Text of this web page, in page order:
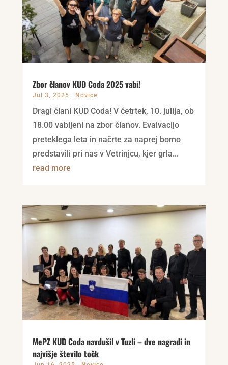
Zbor članov KUD Coda 2025 vabi!
Jul 3, 2025 | Novice
Dragi člani KUD Coda! V četrtek, 10. julija, ob
18.00 vabljeni na zbor članov. Evalvacijo
preteklega leta in načrte za naprej bomo
predstavili pri nas v Vetrinjcu, kjer grla...
read more
MePZ KUD Coda navdušil v Tuzli – dve nagradi in
najvišje število točk